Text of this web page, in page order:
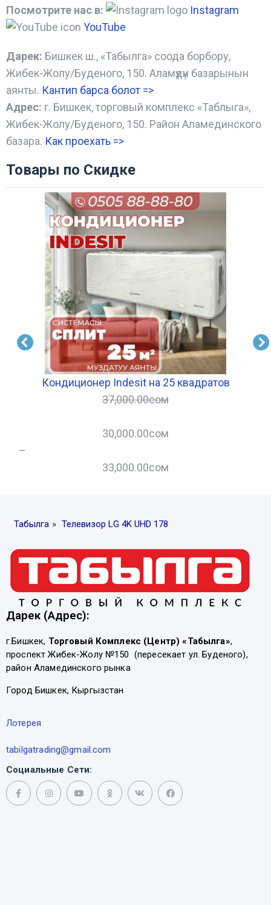
Посмотрите нас в:
Instagram
YouTube
Дарек: Бишкек ш., «Табылга» соода борбору,
Жибек-Жолу/Буденого, 150. Аламүдүн базарынын
аянты. Кантип барса болот =>
Адрес: г. Бишкек, торговый комплекс «Таблыга»,
Жибек-Жолу/Буденого, 150. Район Аламединского
базара. Как проехать =>
Товары по Скидке
Кондиционер Indesit на 25 квадратов
37,000.00сом
30,000.00сом
–
33,000.00сом
Табылга » Телевизор LG 4K UHD 178
Дарек (Адрес):
г.Бишкек, Торговый Комплекс (Центр) «Табылга»,
проспект Жибек-Жолу №150 (пересекает ул. Буденого),
район Аламединского рынка
Город Бишкек, Кыргызстан
Лотерея
tabilgatrading@gmail.com
Социальные Сети: